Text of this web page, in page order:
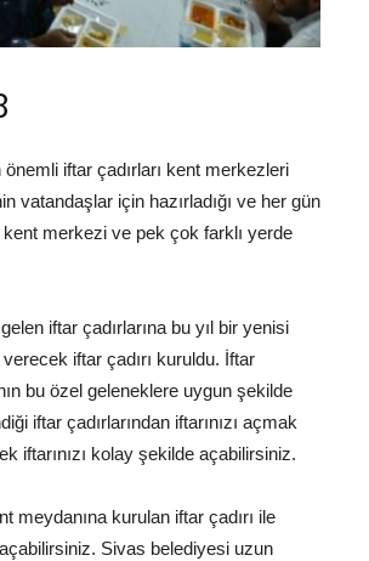
iftar çadırları kent merkezleri
vatandaşlar için hazırladığı ve her gün
kent merkezi ve pek çok farklı yerde
iftar çadırlarına bu yıl bir yenisi
iftar çadırı kuruldu. İftar
bu özel geleneklere uygun şekilde
iftar çadırlarından iftarınızı açmak
iftarınızı kolay şekilde açabilirsiniz.
meydanına kurulan iftar çadırı ile
Sivas belediyesi uzun